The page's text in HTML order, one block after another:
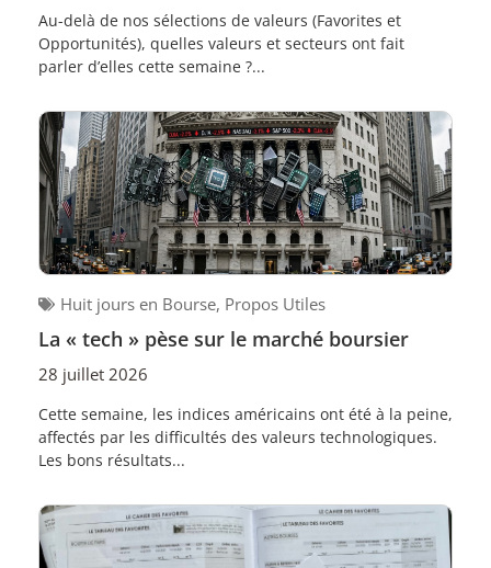
Au-delà de nos sélections de valeurs (Favorites et
Opportunités), quelles valeurs et secteurs ont fait
parler d’elles cette semaine ?...
Huit jours en Bourse, Propos Utiles
La « tech » pèse sur le marché boursier
28 juillet 2026
Cette semaine, les indices américains ont été à la peine,
affectés par les difficultés des valeurs technologiques.
Les bons résultats...